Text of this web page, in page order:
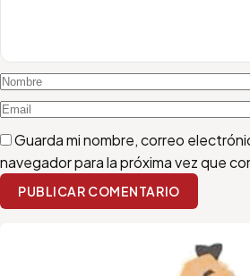
Guarda mi nombre, correo
navegador para la próxima vez que
PUBLICAR COMENTARIO